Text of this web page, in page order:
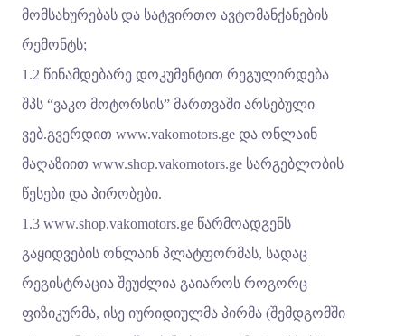
მომსახურებას და სატვირთო ავტომანქანების
რემონტს;
1.2 წინამდებარე დოკუმენტით რეგულირდება
შპს “ვაკო მოტორსის” მართვაში არსებული
ვებ.გვერდით www.vakomotors.geდა ონლაინ
მაღაზიით www.shop.vakomotors.geსარგებლობის
წესები და პირობები.
1.3 www.shop.vakomotors.geწარმოადგენს
გაყიდვების ონლაინ პლატფორმას, სადაც
რეგისტრაცია შეუძლია გაიაროს როგორც
ფიზიკურმა, ისე იურიდიულმა პირმა (შემდგომში